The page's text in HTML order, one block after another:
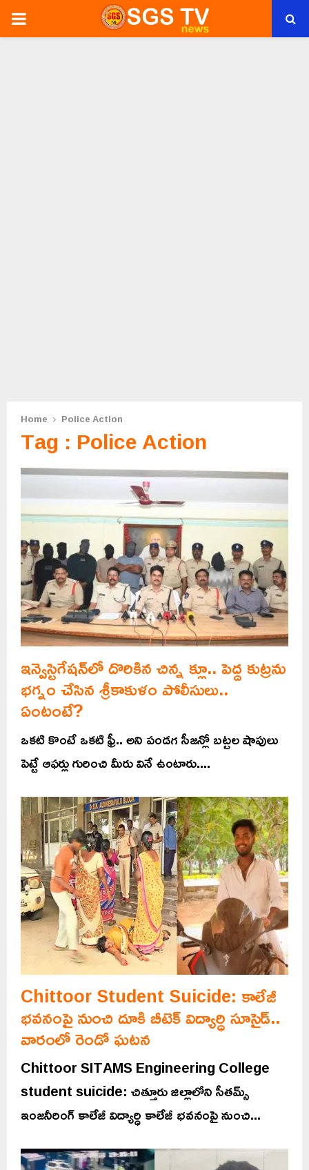
PRIMARY
Home Police Action
Tag : Police Action
ఇన్వెస్టిగేషన్‌లో దొరికిన చిన్న క్లూ.. పెద్ద కుట్రను
భగ్నం చేసిన శ్రీకాకుళం పోలీసులు..
ఏంటంటే?
ఒకటి కొంటే ఒకటి ఫ్రీ.. అని పండగ సీజన్లో బట్టల షాపులు
పెట్టే ఆఫర్లు గురించి మీరు వినే ఉంటారు....
Chittoor Student Suicide: కాలేజీ
భవనంపై నుంచి దూకి బీటెక్‌ విద్యార్ధి సూసైడ్‌..
వారంలో రెండో ఘటన
Chittoor SITAMS Engineering College
student suicide: చిత్తూరు జిల్లాలోని సీతమ్స్
ఇంజనీరింగ్ కాలేజీ విద్యార్ధి కాలేజీ భవనంపై నుంచి...